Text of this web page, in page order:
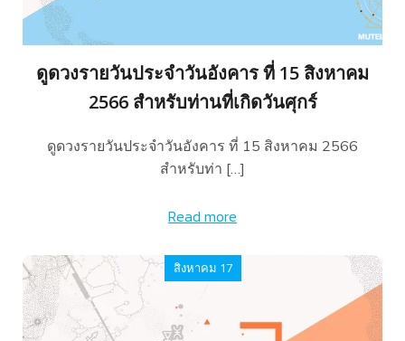
ดูดวงรายวันประจำวันอังคาร ที่ 15 สิงหาคม
2566 สำหรับท่านที่เกิดวันศุกร์
ดูดวงรายวันประจำวันอังคาร ที่ 15 สิงหาคม 2566
สำหรับท่า […]
Read more
สิงหาคม 17